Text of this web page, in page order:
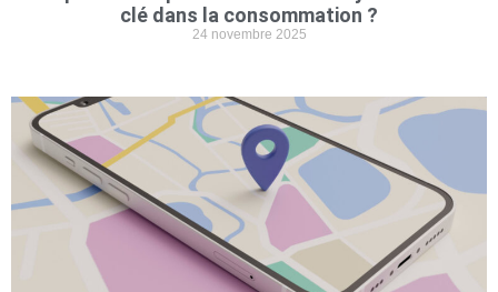
clé dans la consommation ?
24 novembre 2025